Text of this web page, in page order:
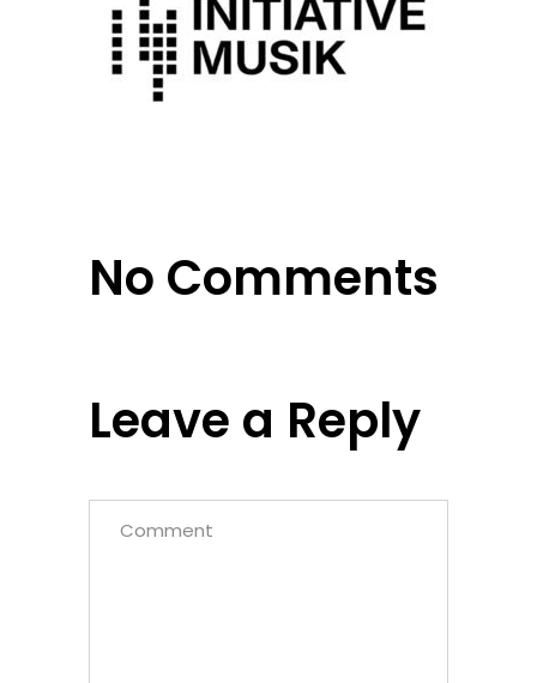
No Comments
Leave a Reply